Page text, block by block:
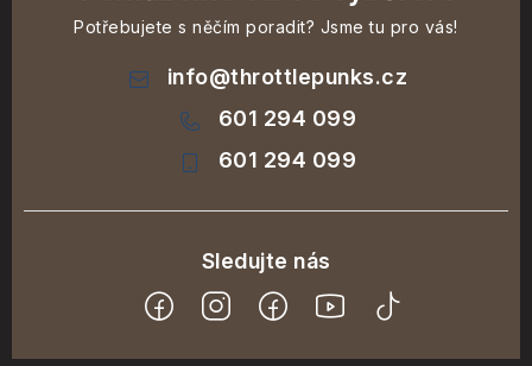
Potřebujete s něčím poradit? Jsme tu pro vás!
info@throttlepunks.cz
601 294 099
601 294 099